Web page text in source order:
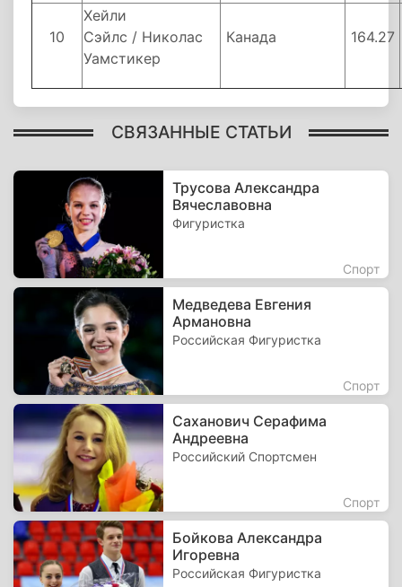
10
Хейли
Сэйлс / Николас
Уамстикер
Канада 164.27
СВЯЗАННЫЕ СТАТЬИ
Трусова Александра
Вячеславовна
Фигуристка
Спорт
Медведева Евгения
Армановна
Российская Фигуристка
Спорт
Саханович Серафима
Андреевна
Российский Спортсмен
Спорт
Бойкова Александра
Игоревна
Российская Фигуристка